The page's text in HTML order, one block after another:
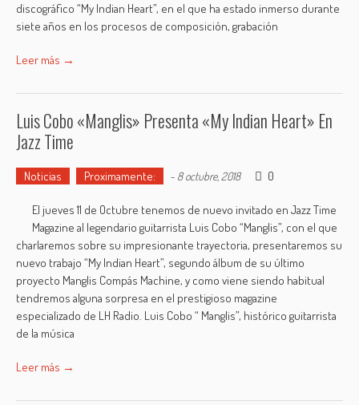
discográfico “My Indian Heart”, en el que ha estado inmerso durante
siete años en los procesos de composición, grabación
Leer más →
Luis Cobo «Manglis» Presenta «My Indian Heart» En
Jazz Time
Noticias Proximamente: - 8 octubre, 2018 0
El jueves 11 de Octubre tenemos de nuevo invitado en Jazz Time
Magazine al legendario guitarrista Luis Cobo “Manglis”, con el que
charlaremos sobre su impresionante trayectoria, presentaremos su
nuevo trabajo “My Indian Heart”, segundo álbum de su último
proyecto Manglis Compás Machine, y como viene siendo habitual
tendremos alguna sorpresa en el prestigioso magazine
especializado de LH Radio. Luis Cobo “ Manglis”, histórico guitarrista
de la música
Leer más →